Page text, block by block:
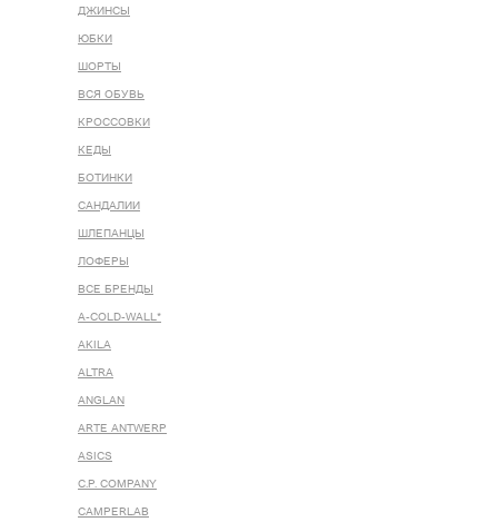
ДЖИНСЫ
ЮБКИ
ШОРТЫ
ВСЯ ОБУВЬ
КРОССОВКИ
КЕДЫ
БОТИНКИ
САНДАЛИИ
ШЛЕПАНЦЫ
ЛОФЕРЫ
ВСЕ БРЕНДЫ
A-COLD-WALL*
AKILA
ALTRA
ANGLAN
ARTE ANTWERP
ASICS
C.P. COMPANY
CAMPERLAB